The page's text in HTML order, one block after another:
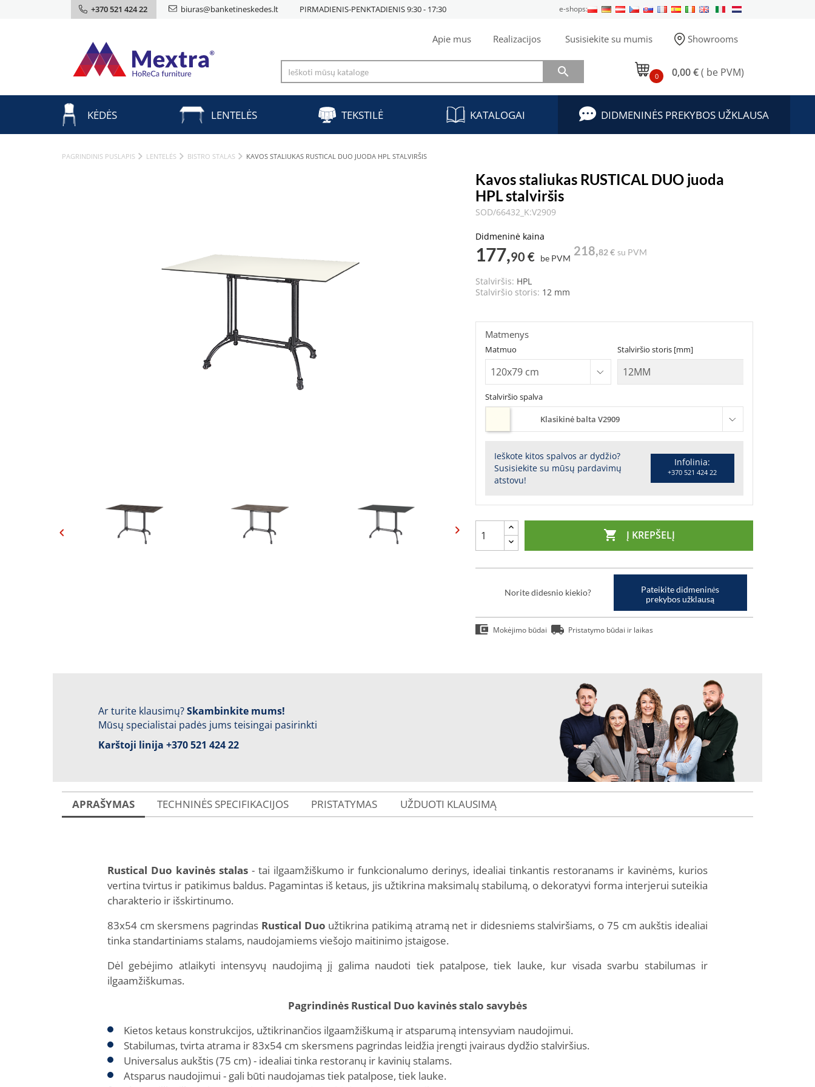
+370 521 424 22 biuras@banketineskedes.lt PIRMADIENIS-PENKTADIENIS 9:30 - 17:30 e-shops:
Apie mus Realizacijos Susisiekite su mumis Showrooms
 0 0,00 €( be PVM)
KĖDĖS LENTELĖS TEKSTILĖ KATALOGAI DIDMENINĖS PREKYBOS UŽKLAUSA
PAGRINDINIS PUSLAPIS LENTELĖS BISTRO STALAS KAVOS STALIUKAS RUSTICAL DUO JUODA HPL STALVIRŠIS
Kavos staliukas RUSTICAL DUO juoda
HPL stalviršis
SOD/66432_K:V2909
Didmeninė kaina
177,90 € be PVM
218,82 € su PVM
Stalviršis: HPL
Stalviršio storis: 12 mm
Stalviršio spalva
Klasikinė balta V2909
Ieškote kitos spalvos ar dydžio?
Susisiekite su mūsų pardavimų
atstovu!
Infolinia:
+370 521 424 22
Matmuo Stalviršio storis [mm]
Matmenys
 Į KREPŠELĮ
Norite didesnio kiekio?
Pateikite didmeninės
prekybos užklausą
Mokėjimo būdai Pristatymo būdai ir laikas
Ar turite klausimų?Skambinkite mums!
Mūsų specialistai padės jums teisingai pasirinkti
Karštoji linija +370 521 424 22
APRAŠYMAS TECHNINĖS SPECIFIKACIJOS PRISTATYMAS UŽDUOTI KLAUSIMĄ
Rustical Duo kavinės stalas - tai ilgaamžiškumo ir funkcionalumo derinys, idealiai tinkantis restoranams ir kavinėms, kurios
vertina tvirtus ir patikimus baldus. Pagamintas iš ketaus, jis užtikrina maksimalų stabilumą, o dekoratyvi forma interjerui suteikia
charakterio ir išskirtinumo.
83x54 cm skersmens pagrindas Rustical Duo užtikrina patikimą atramą net ir didesniems stalviršiams, o 75 cm aukštis idealiai
tinka standartiniams stalams, naudojamiems viešojo maitinimo įstaigose.
Dėl gebėjimo atlaikyti intensyvų naudojimą jį galima naudoti tiek patalpose, tiek lauke, kur visada svarbu stabilumas ir
ilgaamžiškumas.
Pagrindinės Rustical Duo kavinės stalo savybės
Kietos ketaus konstrukcijos, užtikrinančios ilgaamžiškumą ir atsparumą intensyviam naudojimui.
Stabilumas, tvirta atrama ir 83x54 cm skersmens pagrindas leidžia įrengti įvairaus dydžio stalviršius.
Universalus aukštis (75 cm) - idealiai tinka restoranų ir kavinių stalams.
Atsparus naudojimui - gali būti naudojamas tiek patalpose, tiek lauke.